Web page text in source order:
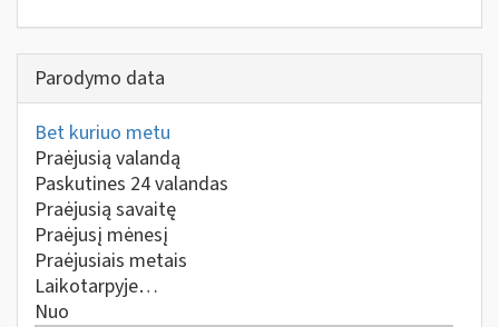
Parodymo data
Bet kuriuo metu
Praėjusią valandą
Paskutines 24 valandas
Praėjusią savaitę
Praėjusį mėnesį
Praėjusiais metais
Laikotarpyje…
Nuo